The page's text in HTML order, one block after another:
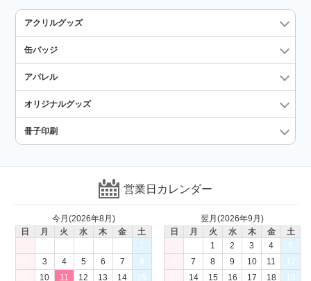
アクリルグッズ
缶バッジ
アパレル
オリジナルグッズ
冊子印刷
営業日カレンダー
今月(2026年8月)
日
月 火 水 木 金
土
1
3 4 5 6 7
8
10 11 12 13 14
15
翌月(2026年9月)
日
月 火 水 木 金
土
1
2 3 4
5
7 8 9 10 11
12
14 15 16 17 18
19